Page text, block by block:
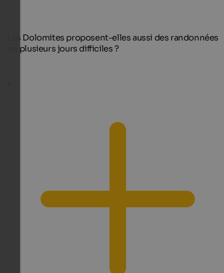
Les Dolomites proposent-elles aussi des randonnées
de plusieurs jours difficiles ?